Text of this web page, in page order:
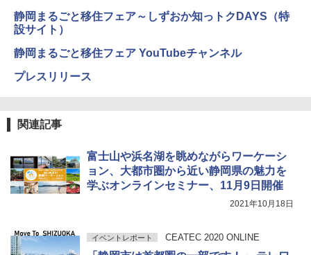
静岡まるごと移住フェア～しずおか知っトクDAYS（特
設サイト）
静岡まるごと移住フェア YouTubeチャンネル
プレスリリース
関連記事
富士山や浜名湖を眺めながらワーケーシ
ョン、大都市圏から近い静岡県の魅力を
学ぶオンラインセミナー、11月9日開催
2021年10月18日
イベントレポート CEATEC 2020 ONLINE